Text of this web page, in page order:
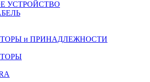
УСТРОЙСТВО
и ПРИНАДЛЕЖНОСТИ